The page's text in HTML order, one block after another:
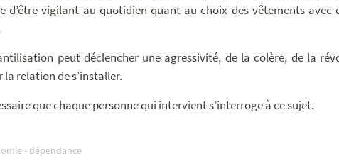
d’être vigilant au quotidien quant au choix des vêtements
peut déclencher une agressivité, de la colère, de la
la relation de s’installer.
que chaque personne qui intervient s’interroge à ce sujet.
- dépendance